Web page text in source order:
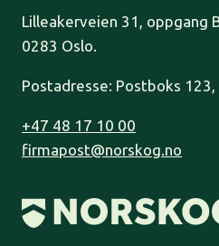
Lilleakerveien 31, oppgang
0283 Oslo.
Postadresse: Postboks
+47 48 17 10 00
firmapost@norskog.no